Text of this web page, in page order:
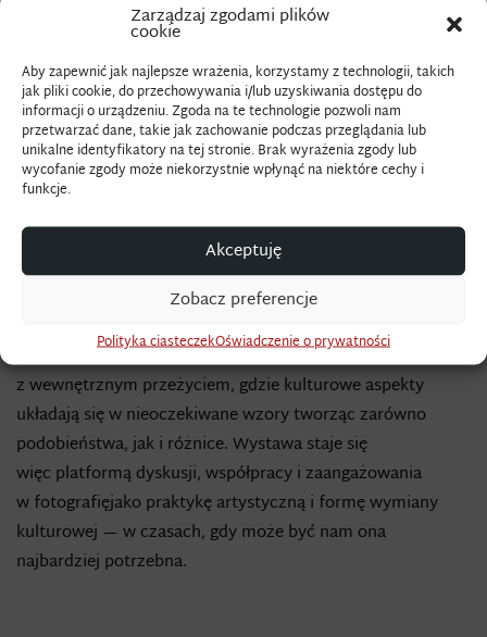
Zarządzaj zgodami plików
cookie
Aby zapewnić jak najlepsze wrażenia, korzystamy z technologii, takich
jak pliki cookie, do przechowywania i/lub uzyskiwania dostępu do
informacji o urządzeniu. Zgoda na te technologie pozwoli nam
przetwarzać dane, takie jak zachowanie podczas przeglądania lub
unikalne identyfikatory na tej stronie. Brak wyrażenia zgody lub
wycofanie zgody może niekorzystnie wpłynąć na niektóre cechy i
funkcje.
Akceptuję
Zobacz preferencje
Polityka ciasteczekOświadczenie o prywatności
Wystawa przybliża współczesną fotografię niemiecką
przez pryzmat książki fotograficznej, sytuując te prace
w szerszym dialogu między Niemcami a Polską. Fotografia
w obu krajach rozwijała się w powiązanych ze sobą
europejskich kontekstach artystycznych, politycznych
i społecznych.
zrozumieć siebie nawzajem i otaczającą nas rzeczywistość,
musimy zmierzyć się z pytaniami — o tożsamość, pamięć,
krajobraz i przemiany.
Common Ground
traktuje książkę jako obiekt artystyczny
— miejsce spotkania historycznej rzeczywistości
z wewnętrznym przeżyciem, gdzie kulturowe aspekty
układają się w nieoczekiwane wzory tworząc zarówno
podobieństwa, jak i różnice. Wystawa staje się
więc platformą dyskusji, współpracy i zaangażowania
w fotografięjako praktykę artystyczną i formę wymiany
kulturowej — w czasach, gdy może być nam ona
najbardziej potrzebna.